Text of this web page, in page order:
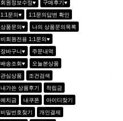
3 스티치 패치포인트 라운드 반팔티_2color
4 하이웨이스트8부 조거팬츠_2color
5 더블 플리츠 sk_네온그린(속바지장착)
6 그래피티 힙스터 Tee_2color
7 (new)Evendoz 시그니쳐 자수캡_핑크/메탈릭실버
회원정보수정♥ 구매후기♥
1:1문의♥ 1:1문의답변 확인
상품문의♥ 나의 상품문의목록
비회원전용 1:1문의♥
장바구니♥ 주문내역
배송조회♥ 오늘본상품
관심상품 조건검색
내가쓴 상품후기 적립금
예치금 내쿠폰 아이디찾기
비밀번호찾기 개인결제